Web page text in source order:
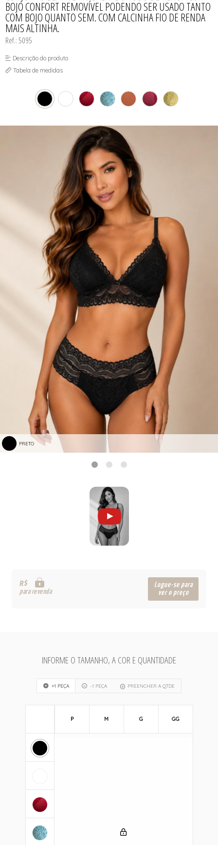
BOJO CONFORT REMOVÍVEL PODENDO SER USADO TANTO
COM BOJO QUANTO SEM. COM CALCINHA FIO DE RENDA
MAIS ALTINHA.
Ref.: 5095
Descrição do produto
Tabela de medidas
PRETO
R$
para revenda
Logue-se para
ver o preço
INFORME O TAMANHO, A COR E QUANTIDADE
+1 PEÇA -1 PEÇA PREENCHER A QTDE
P M G GG